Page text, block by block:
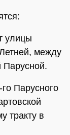
улицы
между
Парусной.
Парусного
тракту в